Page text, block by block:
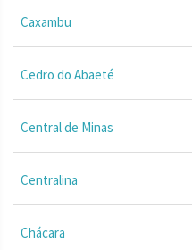
Caxambu
Cedro do Abaeté
Central de Minas
Centralina
Chácara